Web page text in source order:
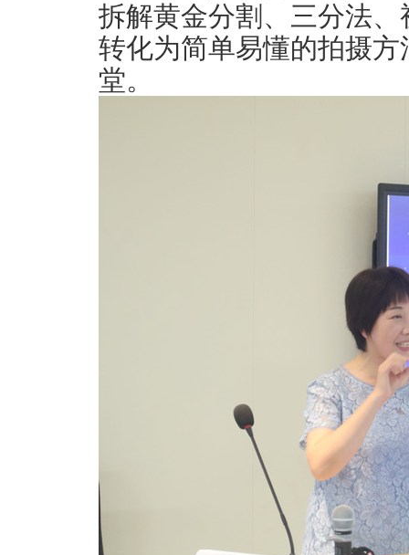
拆解黄金分割、三分法
转化为简单易懂的拍摄方
堂。